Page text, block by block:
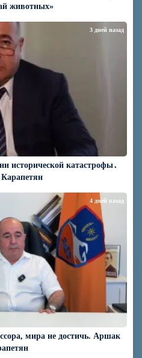
животных»
исторической катастрофы․
3 дней назад
мира не достичь. Аршак
4 дней назад